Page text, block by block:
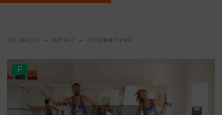
ВСЕ ВИДЕО ФИТНЕС ПРОДВИНУТЫЙ
F